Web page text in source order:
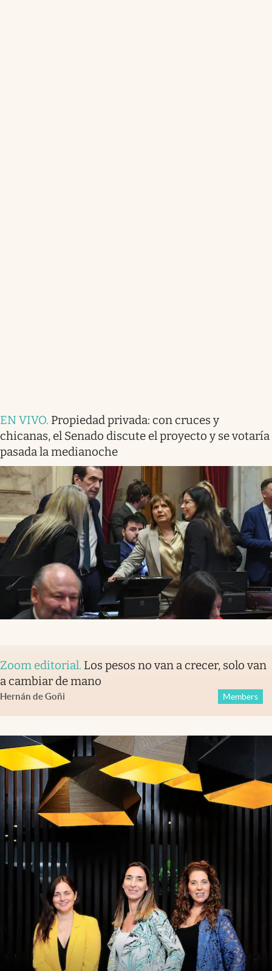
EN VIVO. Propiedad privada: con cruces y
chicanas, el Senado discute el proyecto y se votaría
pasada la medianoche
Zoom editorial. Los pesos no van a crecer, solo van
a cambiar de mano
Hernán de Goñi Members